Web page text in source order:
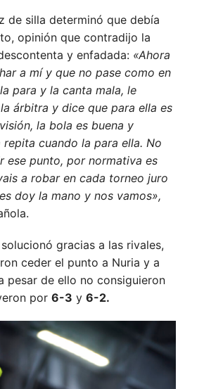
de silla determinó que debía
opinión que contradijo la
y enfadada: «Ahora
a mí y que no pase como en
para y la canta mala, le
árbitra y dice que para ella es
la bola es buena y
cuando la para ella. No
ese punto, por normativa es
a robar en cada torneo juro
doy la mano y nos vamos»,
gracias a las rivales,
ceder el punto a Nuria y a
pesar de ello no consiguieron
por 6-3 y 6-2.